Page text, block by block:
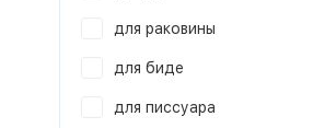
для раковины
для биде
для писсуара